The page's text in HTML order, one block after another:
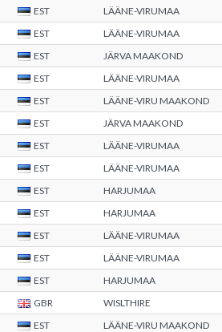
EST LÄÄNE-VIRUMAA
EST LÄÄNE-VIRUMAA
EST JÄRVA MAAKOND
EST LÄÄNE-VIRUMAA
EST
LÄÄNE-VIRU MAAKOND
EST JÄRVA MAAKOND
EST
LÄÄNE-VIRUMAA
EST
LÄÄNE-VIRUMAA
EST
HARJUMAA
EST
HARJUMAA
EST
LÄÄNE-VIRUMAA
EST
LÄÄNE-VIRUMAA
EST
HARJUMAA
GBR WISLTHIRE
EST
LÄÄNE-VIRU MAAKOND